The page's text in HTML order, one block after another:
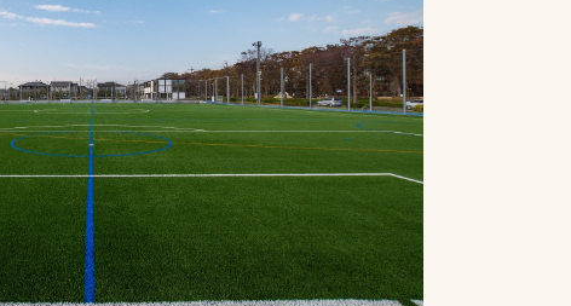
お取引先の皆様へ
プライバシーポリシ
ー
ソーシャルメディア
ポリシー